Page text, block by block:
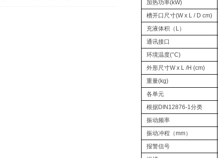
加热功率(kW)
槽开口尺寸(W x L / D cm)
充液体积（L）
通讯接口
环境温度(°C)
外形尺寸W x L /H (cm)
重量(kg)
各单元
根据DIN12876-1分类
振动频率
振动冲程（mm）
报警信号